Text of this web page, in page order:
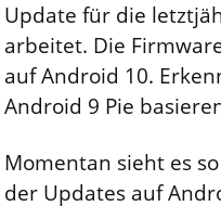
Update für die
arbeitet. Die
auf Android 10.
Android 9 Pie
Momentan sieht es
der Updates auf